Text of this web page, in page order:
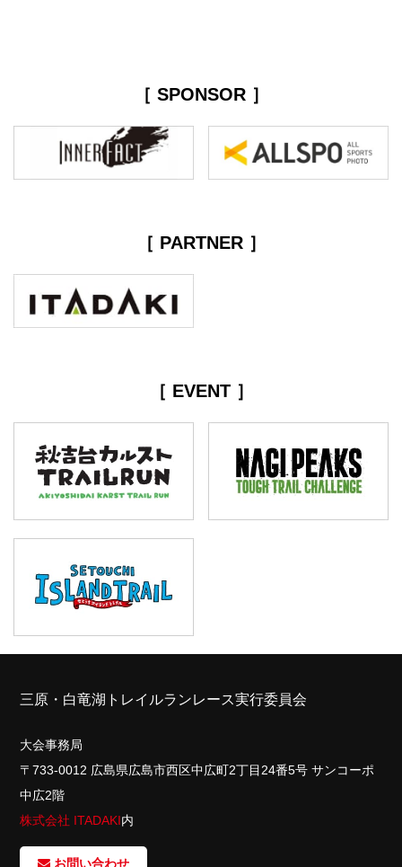
［ SPONSOR ］
［ PARTNER ］
［ EVENT ］
三原・白竜湖トレイルランレース実行委員会
大会事務局
〒733-0012 広島県広島市西区中広町2丁目24番5号 サンコーポ
中広2階
株式会社 ITADAKI内
お問い合わせ